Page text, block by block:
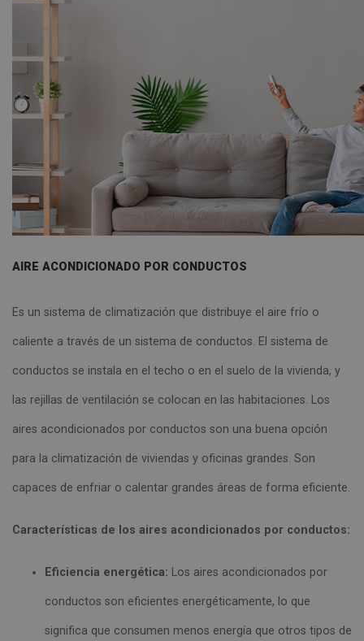
AIRE ACONDICIONADO POR CONDUCTOS
Es un sistema de climatización que distribuye el aire frío o
caliente a través de un sistema de conductos. El sistema de
conductos se instala en el techo o en el suelo de la vivienda, y
las rejillas de ventilación se colocan en las habitaciones. Los
aires acondicionados por conductos son una buena opción
para la climatización de viviendas y oficinas grandes. Son
capaces de enfriar o calentar grandes áreas de forma eficiente.
Características de los aires acondicionados por conductos:
Eficiencia energética: Los aires acondicionados por
conductos son eficientes energéticamente, lo que
significa que consumen menos energía que otros tipos de